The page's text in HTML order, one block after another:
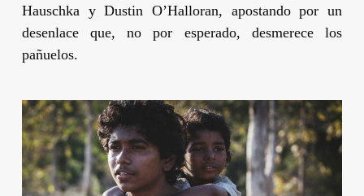
Hauschka yDustin O’Halloran, apostando por un
desenlace que, no por esperado, desmerece los
pañuelos.